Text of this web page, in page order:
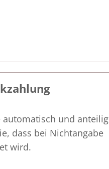
automatisch und anteilig
dass bei Nichtangabe
wird.